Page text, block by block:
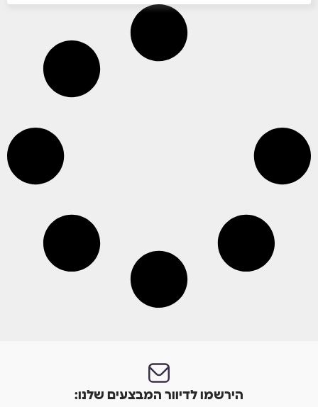
הירשמו לדיוור המבצעים שלנו: